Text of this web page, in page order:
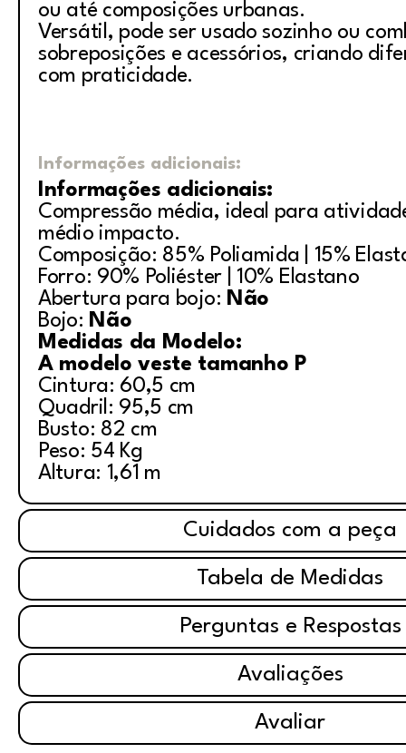
ou até composições urbanas.
Versátil, pode ser usado sozinho ou
sobreposições e acessórios, criando
com praticidade.
Informações adicionais:
Informações adicionais:
Compressão média, ideal para
médio impacto.
Composição: 85% Poliamida | 15%
Forro: 90% Poliéster | 10% Elastano
Abertura para bojo: Não
Bojo: Não
Medidas da Modelo:
A modelo veste tamanho P
Cintura: 60,5 cm
Quadril: 95,5 cm
Busto: 82 cm
Peso: 54 Kg
Altura: 1,61 m
Cuidados com a peça
Tabela de Medidas
Perguntas e Respostas
Avaliações
Avaliar